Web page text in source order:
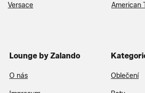
Versace American
Lounge by Zalando
O nás Oblečení